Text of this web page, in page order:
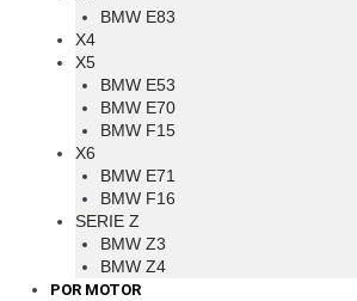
BMW E83
X4
X5
BMW E53
BMW E70
BMW F15
X6
BMW E71
BMW F16
SERIE Z
BMW Z3
BMW Z4
POR MOTOR